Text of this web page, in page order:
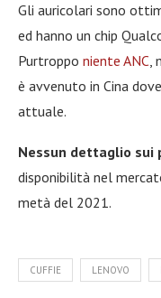
Gli auricolari sono
ed hanno un chip
Purtroppo niente ANC,
è avvenuto in Cina
attuale.
Nessun dettaglio sui
disponibilità nel
metà del 2021.
CUFFIE LENOVO